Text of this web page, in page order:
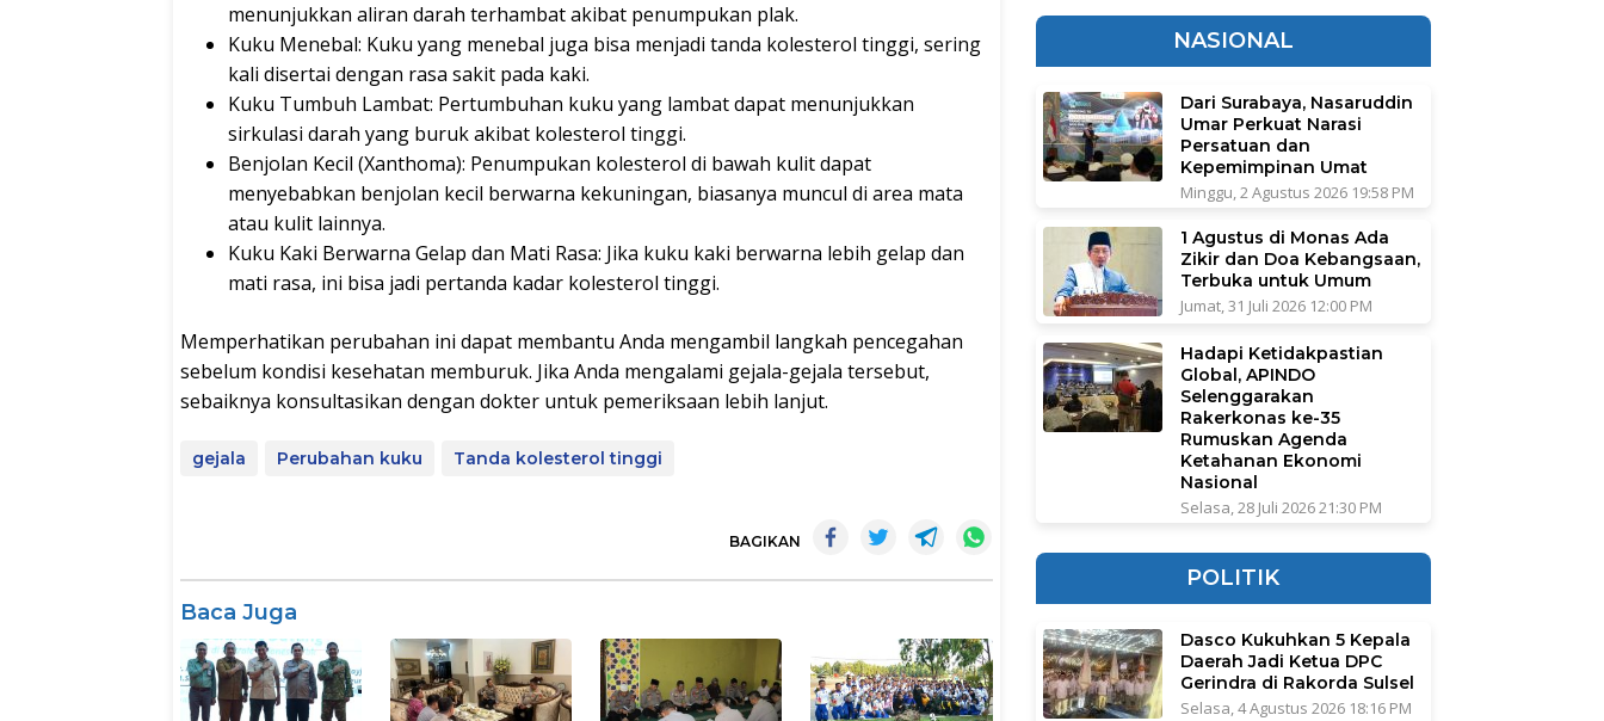
menunjukkan aliran darah terhambat akibat penumpukan plak.
Kuku Menebal: Kuku yang menebal juga bisa menjadi tanda kolesterol tinggi, sering
kali disertai dengan rasa sakit pada kaki.
Kuku Tumbuh Lambat: Pertumbuhan kuku yang lambat dapat menunjukkan
sirkulasi darah yang buruk akibat kolesterol tinggi.
Benjolan Kecil (Xanthoma): Penumpukan kolesterol di bawah kulit dapat
menyebabkan benjolan kecil berwarna kekuningan, biasanya muncul di area mata
atau kulit lainnya.
Kuku Kaki Berwarna Gelap dan Mati Rasa: Jika kuku kaki berwarna lebih gelap dan
mati rasa, ini bisa jadi pertanda kadar kolesterol tinggi.
Memperhatikan perubahan ini dapat membantu Anda mengambil langkah pencegahan
sebelum kondisi kesehatan memburuk. Jika Anda mengalami gejala-gejala tersebut,
sebaiknya konsultasikan dengan dokter untuk pemeriksaan lebih lanjut.
gejala Perubahan kuku Tanda kolesterol tinggi
BAGIKAN
Baca Juga
NASIONAL
Dari Surabaya, Nasaruddin
Umar Perkuat Narasi
Persatuan dan
Kepemimpinan Umat
Minggu, 2 Agustus 2026 19:58 PM
1 Agustus di Monas Ada
Zikir dan Doa Kebangsaan,
Terbuka untuk Umum
Jumat, 31 Juli 2026 12:00 PM
Hadapi Ketidakpastian
Global, APINDO
Selenggarakan
Rakerkonas ke-35
Rumuskan Agenda
Ketahanan Ekonomi
Nasional
Selasa, 28 Juli 2026 21:30 PM
POLITIK
Dasco Kukuhkan 5 Kepala
Daerah Jadi Ketua DPC
Gerindra di Rakorda Sulsel
Selasa, 4 Agustus 2026 18:16 PM